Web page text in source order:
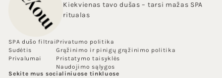
Kiekvienas tavo dušas – tarsi mažas SPA
ritualas
SPA dušo filtrai
Sudėtis
Privalumai
Privatumo politika
Grąžinimo ir pinigų grąžinimo politika
Pristatymo taisyklės
Naudojimo sąlygos
Sekite mus socialiniuose tinkluose